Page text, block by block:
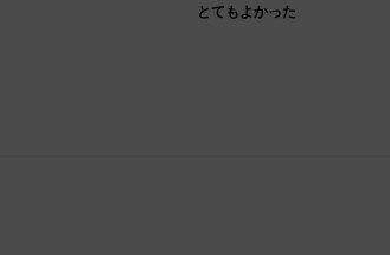
とてもよかった